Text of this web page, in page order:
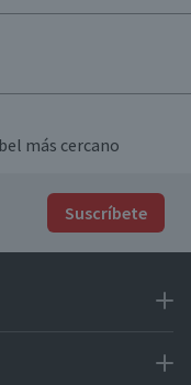
más cercano
Suscríbete